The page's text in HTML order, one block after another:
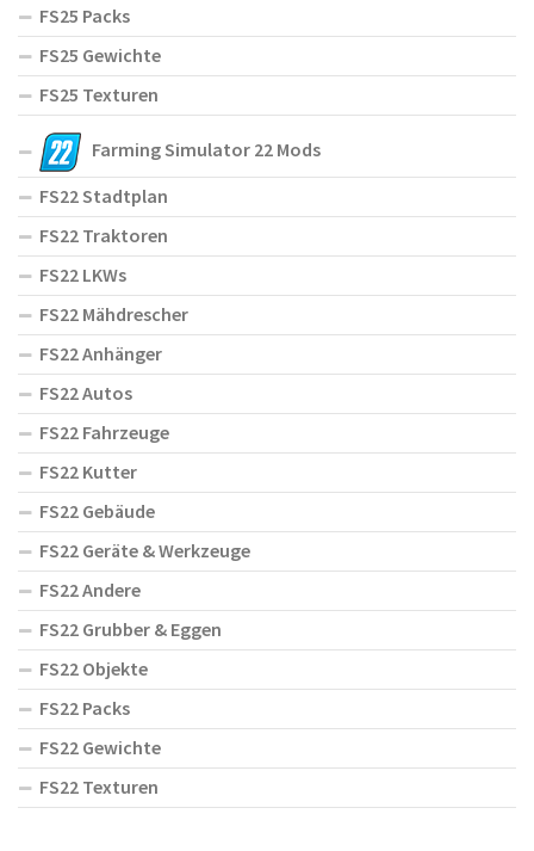
FS25 Packs
FS25 Gewichte
FS25 Texturen
Farming Simulator 22 Mods
FS22 Stadtplan
FS22 Traktoren
FS22 LKWs
FS22 Mähdrescher
FS22 Anhänger
FS22 Autos
FS22 Fahrzeuge
FS22 Kutter
FS22 Gebäude
FS22 Geräte & Werkzeuge
FS22 Andere
FS22 Grubber & Eggen
FS22 Objekte
FS22 Packs
FS22 Gewichte
FS22 Texturen